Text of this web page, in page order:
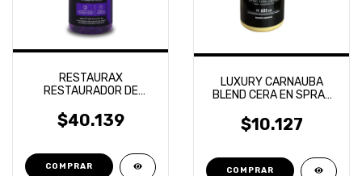
RESTAURAX
RESTAURADOR DE
500ML
$40.139
LUXURY CARNAUBA
BLEND CERA EN SPRAY
$10.127